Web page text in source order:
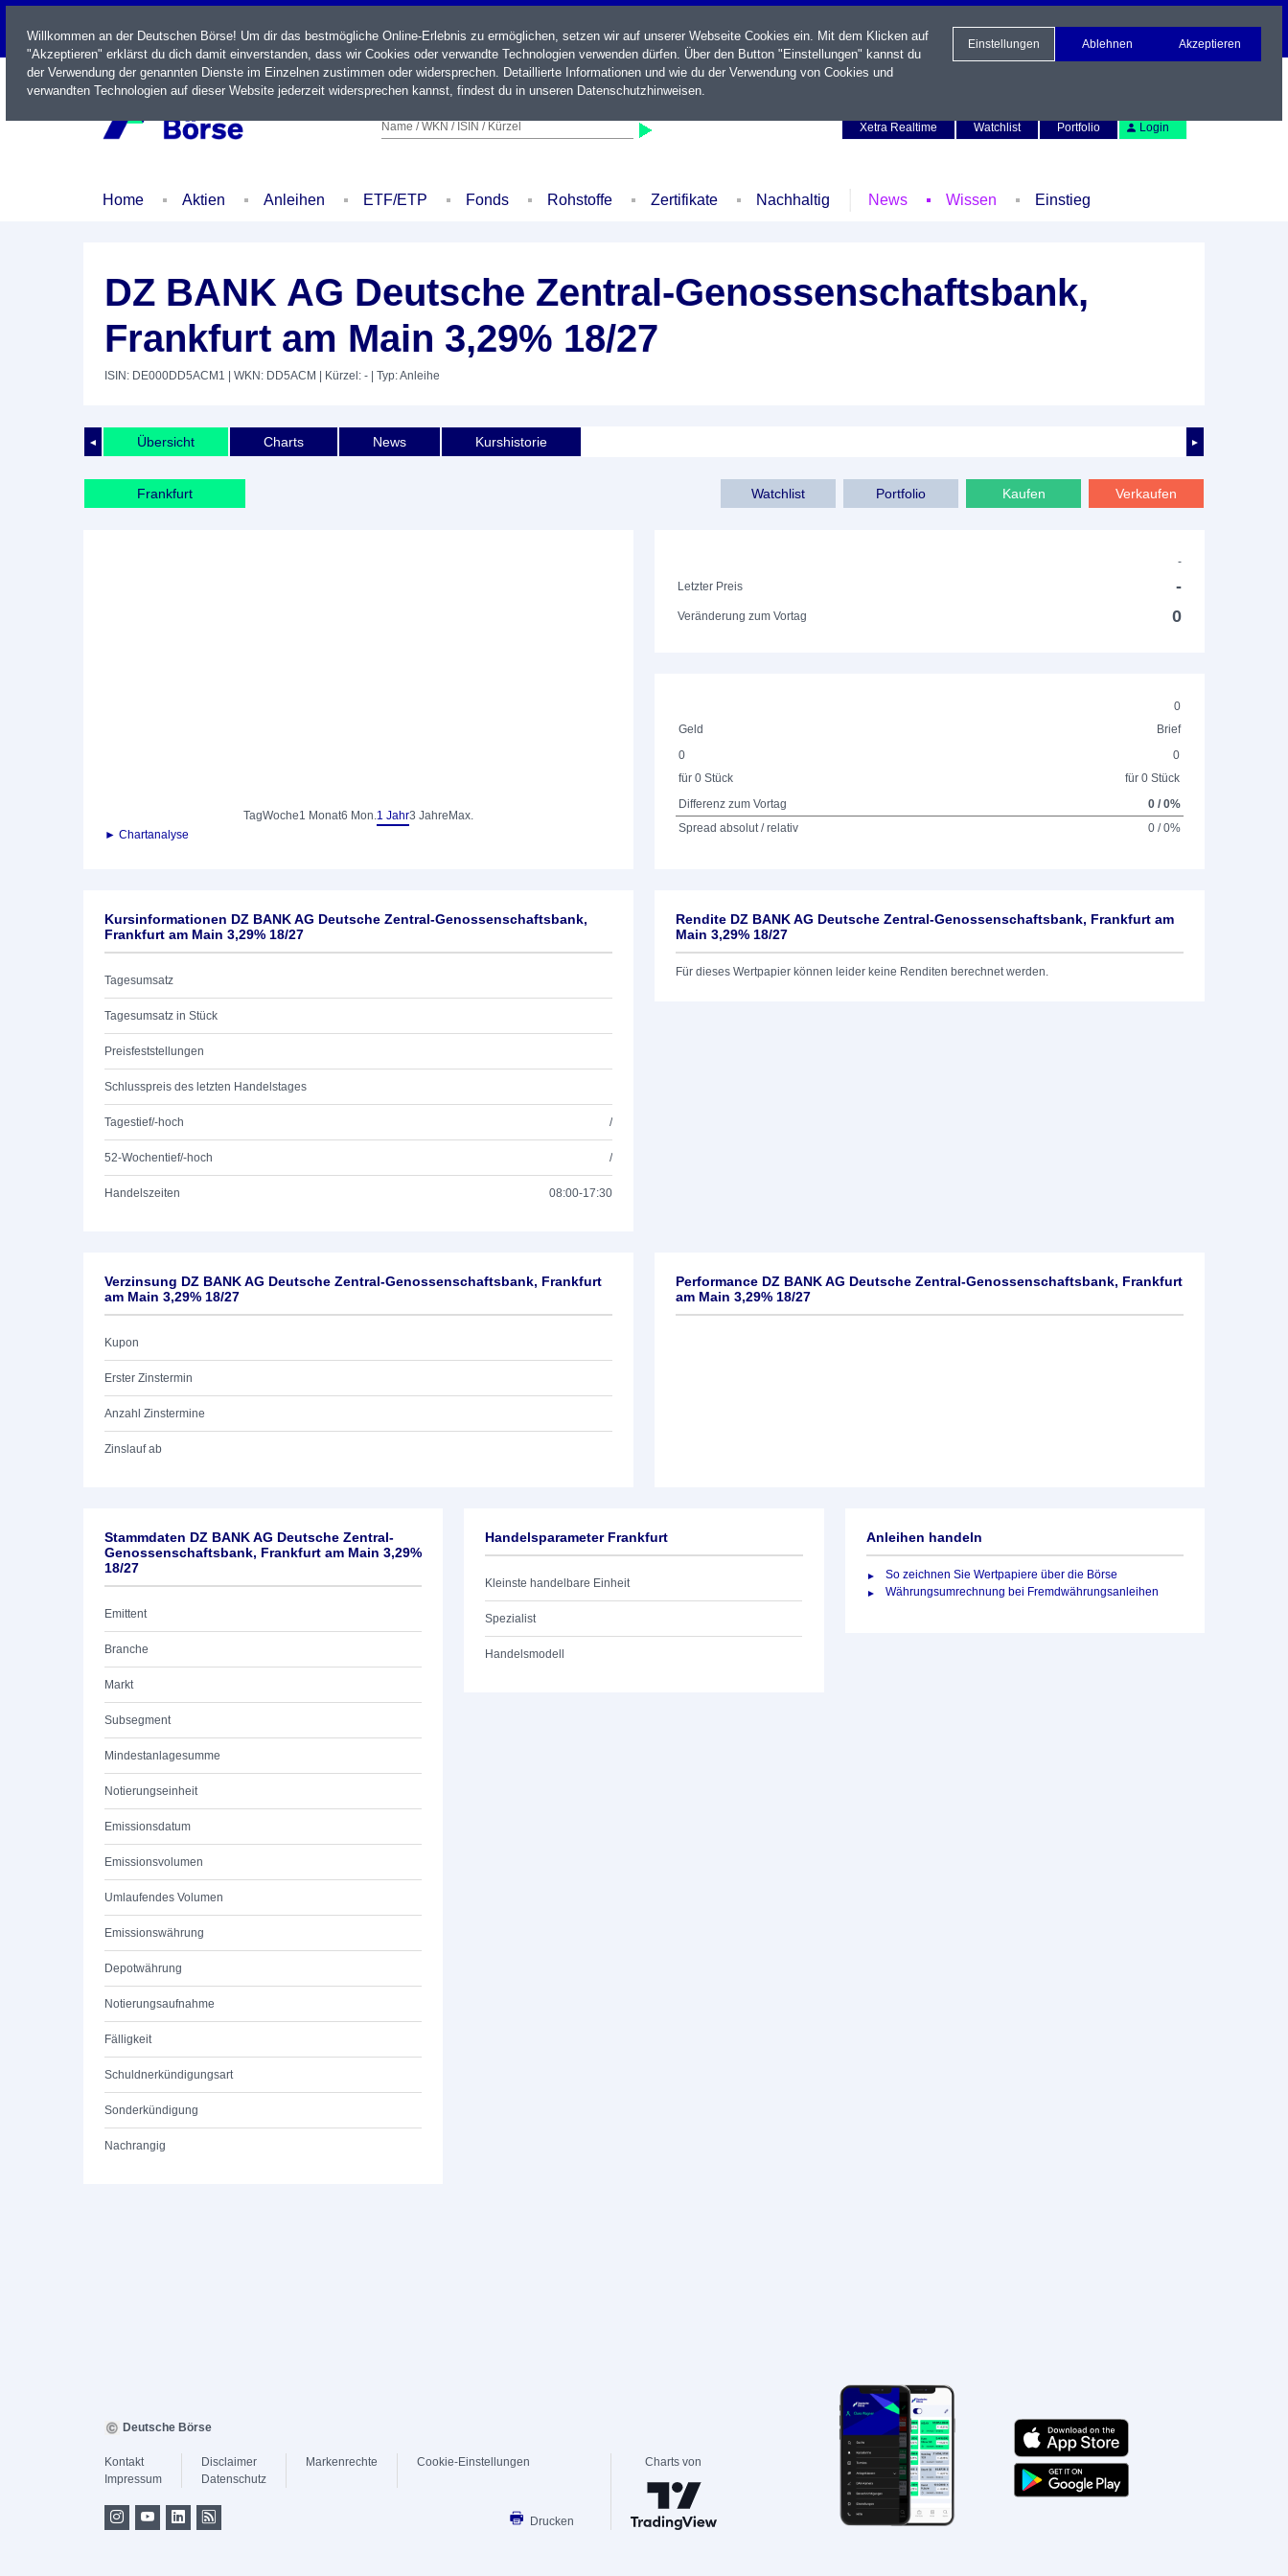
LIVE
Name / WKN / ISIN / Kürzel
Xetra Realtime
Watchlist Portfolio Login
Home Aktien Anleihen ETF/ETP Fonds Rohstoffe Zertifikate Nachhaltig News Wissen Einstieg
DZ BANK AG Deutsche Zentral-Genossenschaftsbank,
Frankfurt am Main 3,29% 18/27
ISIN: DE000DD5ACM1 | WKN: DD5ACM | Kürzel: - | Typ: Anleihe
◄ ►
Übersicht Charts News Kurshistorie
Frankfurt Verkaufen
Kaufen
Portfolio
Watchlist
TagWoche1 Monat6 Mon.1 Jahr3 Jahre Max.
► Chartanalyse
-
Letzter Preis
-
Veränderung zum Vortag 0
0
Geld
Brief
0
für 0 Stück
0
für 0 Stück
Differenz zum Vortag
0 / 0%
Spread absolut / relativ
0 / 0%
Kursinformationen DZ BANK AG Deutsche Zentral-Genossenschaftsbank,
Frankfurt am Main 3,29% 18/27
Tagesumsatz
Tagesumsatz in Stück
Preisfeststellungen
Schlusspreis des letzten Handelstages
Tagestief/-hoch /
52-Wochentief/-hoch /
Handelszeiten 08:00-17:30
Rendite DZ BANK AG Deutsche Zentral-Genossenschaftsbank, Frankfurt am
Main 3,29% 18/27
Für dieses Wertpapier können leider keine Renditen berechnet werden.
Verzinsung DZ BANK AG Deutsche Zentral-Genossenschaftsbank, Frankfurt
am Main 3,29% 18/27
Kupon
Erster Zinstermin
Anzahl Zinstermine
Zinslauf ab
Performance DZ BANK AG Deutsche Zentral-Genossenschaftsbank, Frankfurt
am Main 3,29% 18/27
Stammdaten DZ BANK AG Deutsche Zentral-
Genossenschaftsbank, Frankfurt am Main 3,29%
18/27
Emittent
Branche
Markt
Subsegment
Mindestanlagesumme
Notierungseinheit
Emissionsdatum
Emissionsvolumen
Umlaufendes Volumen
Emissionswährung
Depotwährung
Notierungsaufnahme
Fälligkeit
Schuldnerkündigungsart
Sonderkündigung
Nachrangig
Handelsparameter Frankfurt
Kleinste handelbare Einheit
Spezialist
Handelsmodell
Anleihen handeln
So zeichnen Sie Wertpapiere über die Börse
Währungsumrechnung bei Fremdwährungsanleihen
Willkommen an der Deutschen Börse! Um dir das bestmögliche Online-Erlebnis zu ermöglichen, setzen wir auf unserer Webseite Cookies ein. Mit dem Klicken auf
"Akzeptieren" erklärst du dich damit einverstanden, dass wir Cookies oder verwandte Technologien verwenden dürfen. Über den Button "Einstellungen" kannst du
der Verwendung der genannten Dienste im Einzelnen zustimmen oder widersprechen. Detaillierte Informationen und wie du der Verwendung von Cookies und
verwandten Technologien auf dieser Website jederzeit widersprechen kannst, findest du in unseren Datenschutzhinweisen.
Einstellungen Ablehnen Akzeptieren
Deutsche Börse
Kontakt
Impressum
Disclaimer
Datenschutz
Markenrechte Cookie-Einstellungen
Drucken
Charts von